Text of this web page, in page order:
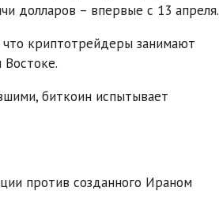
долларов – впервые с 13 апреля.
что криптотрейдеры занимают
биткоин испытывает
против созданного Ираном